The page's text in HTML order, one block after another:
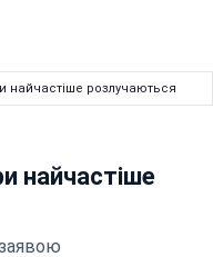
найчастіше розлучаються
найчастіше